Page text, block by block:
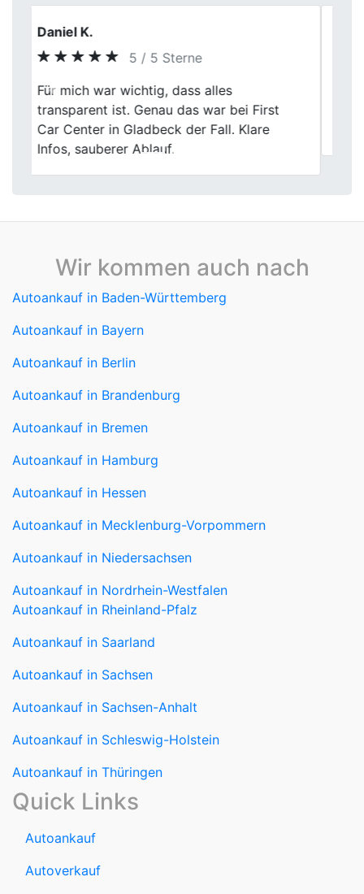
Heike B.
5 / 5 Sterne
Angenehme Atmosphäre, sachliches
Gespräch, keine Überraschungen. Für mich
war das genau richtig.
Previous
Autoankauf in Baden-Württemberg
Autoankauf in Berlin
Autoankauf in Niedersachsen
Autoankauf in Rheinland-Pfalz
Autoankauf in Thüringen
Quick Links